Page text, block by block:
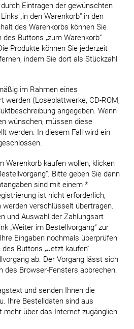
Eintragen der gewünschten
„in den Warenkorb“ in den
des Warenkorbs können Sie
Buttons „zum Warenkorb“
Produkte können Sie jederzeit
indem Sie dort als Stückzahl
im Rahmen eines
werden (Loseblattwerke, CD-ROM,
angegeben. Wenn
wünschen, müssen diese
werden. In diesem Fall wird ein
Warenkorb kaufen wollen, klicken
Bitte geben Sie dann
sind mit einem *
ist nicht erforderlich,
werden verschlüsselt übertragen.
und Auswahl der Zahlungsart
„Weiter im Bestellvorgang“ zur
Eingaben nochmals überprüfen
Buttons „Jetzt kaufen“
ab. Der Vorgang lässt sich
des Browser-Fensters abbrechen.
und senden Ihnen die
Ihre Bestelldaten sind aus
mehr über das Internet zugänglich.